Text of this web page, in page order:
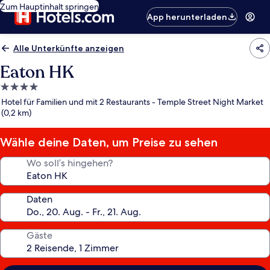
Zum Hauptinhalt springen
App herunterladen
Alle Unterkünfte anzeigen
Eaton HK
4.0-
Sterne-
Unterkunft
Hotel für Familien und mit 2 Restaurants - Temple Street Night Market
(0,2 km)
Wähle deine Daten, um Preise zu sehen
Wo soll’s hingehen?
Daten
Gäste